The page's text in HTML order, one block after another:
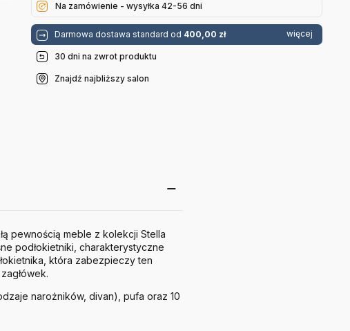
Na zamówienie - wysyłka 42-56 dni
Darmowa dostawa standard od 400,00 zł więcej
30 dni na zwrot produktu
Znajdź najbliższy salon
pewnością meble z kolekcji Stella
podłokietniki, charakterystyczne
która zabezpieczy ten
narożników, divan), pufa oraz 10